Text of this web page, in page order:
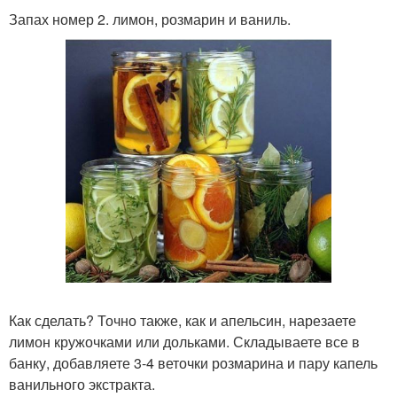
Запах номер 2. лимон, розмарин и ваниль.
Как сделать? Точно также, как и апельсин, нарезаете
лимон кружочками или дольками. Складываете все в
банку, добавляете 3-4 веточки розмарина и пару капель
ванильного экстракта.